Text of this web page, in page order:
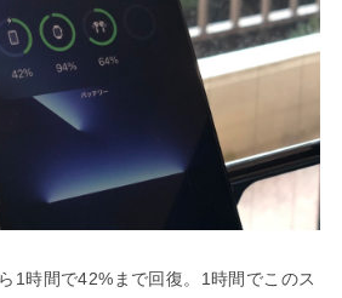
1時間で42%まで回復。1時間でこのス